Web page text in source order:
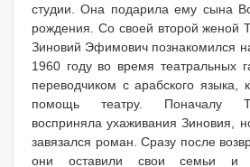
студии. Она подарила ему сына
рождения. Со своей второй женой
Зиновий Эфимович познакомился
1960 году во время театральных
переводчиком с арабского языка,
помощь театру. Поначалу
восприняла ухаживания Зиновия,
завязался роман. Сразу после
они оставили свои семьи и